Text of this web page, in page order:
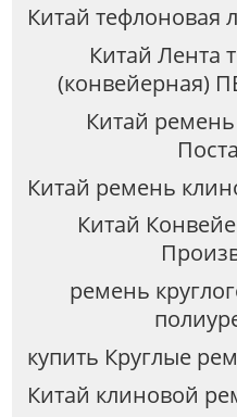
Китай тефлоновая
Китай Лента
(конвейерная)
Китай
Китай ремень
Китай
ремень
купить Круглые
Китай клиновой